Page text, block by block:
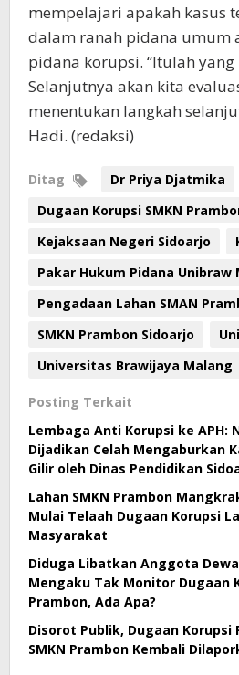
mempelajari apakah kasus
dalam ranah pidana umum
pidana korupsi. “Itulah
Selanjutnya akan kita
menentukan langkah
Hadi. (redaksi)
Ditag
Dr Priya Djatmika
Dugaan Korupsi SMKN
Kejaksaan Negeri Sidoarjo
Pakar Hukum Pidana Unibraw
Pengadaan Lahan SMAN
SMKN Prambon Sidoarjo
Universitas Brawijaya Malang
Posting Terkait
Lembaga Anti Korupsi ke APH:
Dijadikan Celah Mengaburkan
Gilir oleh Dinas Pendidikan
Lahan SMKN Prambon
Mulai Telaah Dugaan Korupsi
Masyarakat
Diduga Libatkan Anggota
Mengaku Tak Monitor Dugaan
Prambon, Ada Apa?
Disorot Publik, Dugaan Korupsi
SMKN Prambon Kembali